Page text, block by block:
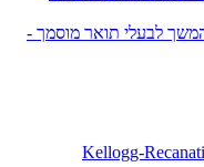
המשך לבעלי תואר מוסמך -
Kellogg-